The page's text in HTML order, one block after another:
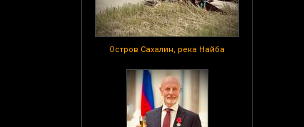
Остров Сахалин, река Найба